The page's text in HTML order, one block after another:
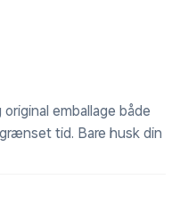
emballage både
tid. Bare husk din